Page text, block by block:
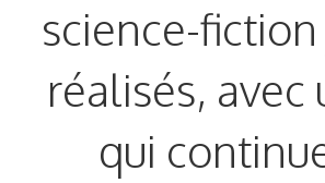
science-
réalisés, avec
qui